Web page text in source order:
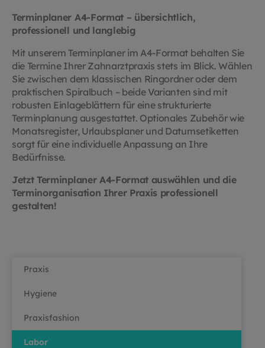
Terminplaner A4-Format – übersichtlich,
professionell und langlebig
Mit unserem Terminplaner im A4-Format behalten Sie
die Termine Ihrer Zahnarztpraxis stets im Blick. Wählen
Sie zwischen dem klassischen Ringordner oder dem
praktischen Spiralbuch – beide Varianten sind mit
robusten Einlageblättern für eine strukturierte
Terminplanung ausgestattet. Optionales Zubehör wie
Monatsregister, Urlaubsplaner und Datumsetiketten
sorgt für eine individuelle Anpassung an Ihre
Bedürfnisse.
Jetzt Terminplaner A4-Format auswählen und die
Terminorganisation Ihrer Praxis professionell
gestalten!
Praxis
Hygiene
Praxisfashion
Labor